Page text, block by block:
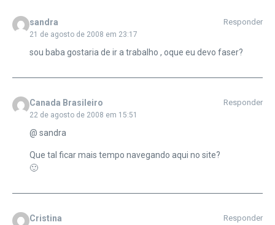
sandra
21 de agosto de 2008 em 23:17
Responder
sou baba gostaria de ir a trabalho , oque eu devo faser?
Canada Brasileiro
22 de agosto de 2008 em 15:51
Responder
@ sandra
Que tal ficar mais tempo navegando aqui no site?
🙂
Cristina Responder